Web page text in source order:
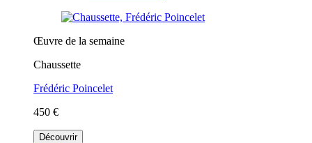
Œuvre de la semaine
Chaussette
Frédéric Poincelet
450 €
Découvrir